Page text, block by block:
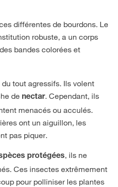
différentes de bourdons. Le
robuste, a un corps
bandes colorées et
tout agressifs. Ils volent
de nectar. Cependant, ils
menacés ou acculés.
ont un aiguillon, les
pas piquer.
protégées, ils ne
Ces insectes extrêmement
pour polliniser les plantes